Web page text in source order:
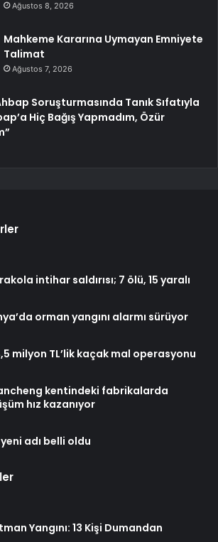
Ağustos 8, 2026
Mahkeme Kararına Uymayan Emniyete
Talimat
Ağustos 7, 2026
Soruşturmasında Tanık Sıfatıyla
Hiç Bağış Yapmadım, Özür
intihar saldırısı; 7 ölü, 15 yaralı
orman yangını alarmı sürüyor
milyon TL’lik kaçak mal operasyonu
kentindeki fabrikalarda
hız kazanıyor
yeni adı belli oldu
Yangını: 13 Kişi Dumandan